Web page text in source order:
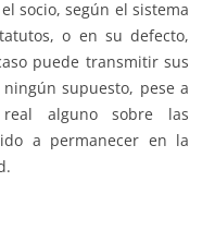
socio, según el sistema
o en su defecto,
puede transmitir sus
supuesto, pese a
alguno sobre las
a permanecer en la